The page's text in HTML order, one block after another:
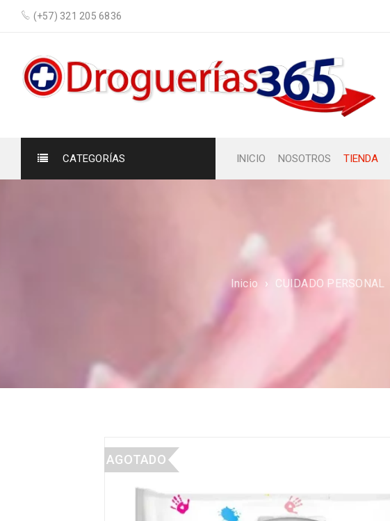
(+57) 321 205 6836
CATEGORÍAS INICIO NOSOTROS TIENDA
Inicio › CUIDADO PERSONAL
AGOTADO